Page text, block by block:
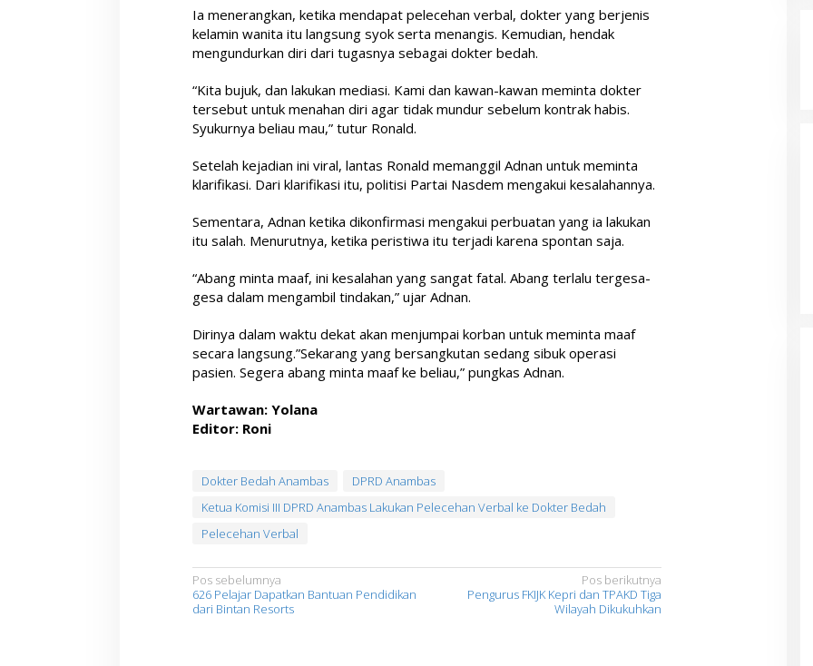
Ia menerangkan, ketika mendapat pelecehan verbal, dokter yang berjenis
kelamin wanita itu langsung syok serta menangis. Kemudian, hendak
mengundurkan diri dari tugasnya sebagai dokter bedah.
“Kita bujuk, dan lakukan mediasi. Kami dan kawan-kawan meminta dokter
tersebut untuk menahan diri agar tidak mundur sebelum kontrak habis.
Syukurnya beliau mau,” tutur Ronald.
Setelah kejadian ini viral, lantas Ronald memanggil Adnan untuk meminta
klarifikasi. Dari klarifikasi itu, politisi Partai Nasdem mengakui kesalahannya.
Sementara, Adnan ketika dikonfirmasi mengakui perbuatan yang ia lakukan
itu salah. Menurutnya, ketika peristiwa itu terjadi karena spontan saja.
“Abang minta maaf, ini kesalahan yang sangat fatal. Abang terlalu tergesa-
gesa dalam mengambil tindakan,” ujar Adnan.
Dirinya dalam waktu dekat akan menjumpai korban untuk meminta maaf
secara langsung.”Sekarang yang bersangkutan sedang sibuk operasi
pasien. Segera abang minta maaf ke beliau,” pungkas Adnan.
Wartawan: Yolana
Editor: Roni
Dokter Bedah Anambas
DPRD Anambas
Ketua Komisi III DPRD Anambas Lakukan Pelecehan Verbal ke Dokter Bedah
Pelecehan Verbal
N
a
Pos sebelumnya
626 Pelajar Dapatkan Bantuan Pendidikan
dari Bintan Resorts
Pos berikutnya
Pengurus FKIJK Kepri dan TPAKD Tiga
Wilayah Dikukuhkan